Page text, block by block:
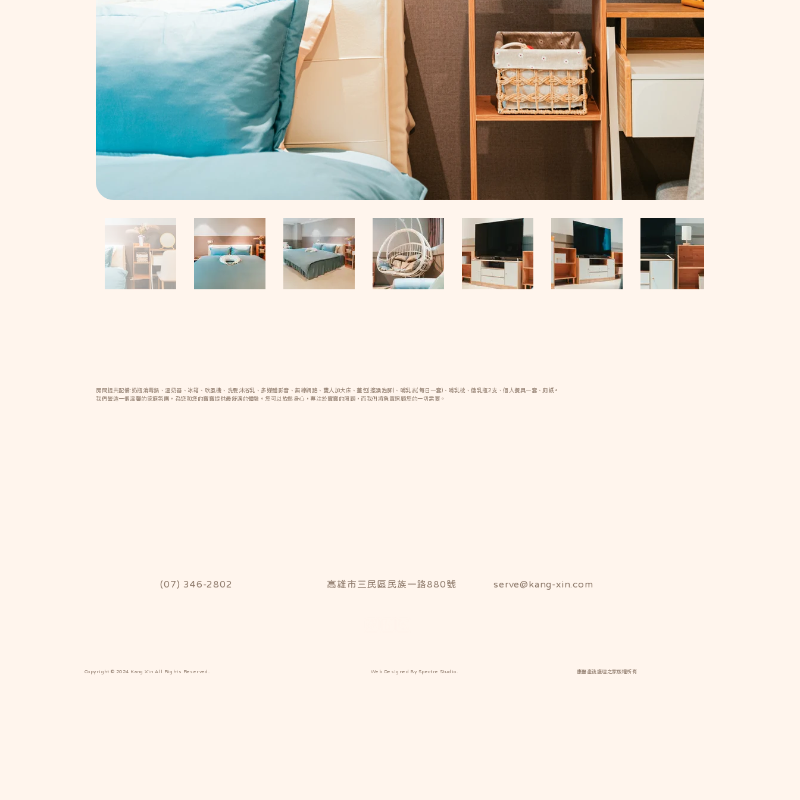
房間提共配備:奶瓶消毒鍋、溫奶器、冰箱、吹風機、洗髮沐浴乳、多媒體影音、無線網路、雙人加大床、薑包(擦澡泡腳)、哺乳衣(每日一套)、哺乳枕、儲乳瓶2支、個人餐具一套、廁紙。
我們營造一個溫馨的家庭氛圍，為您和您的寶寶提供最舒適的體驗。您可以放鬆身心，專注於寶寶的照顧，而我們將負責照顧您的一切需要。
(07) 346-2802 高雄市三民區民族一路880號 serve@kang-xin.com
Copyright © 2024 Kang Xin All Rights Reserved. Web Designed By Spectre Studio. 康馨產後護理之家版權所有